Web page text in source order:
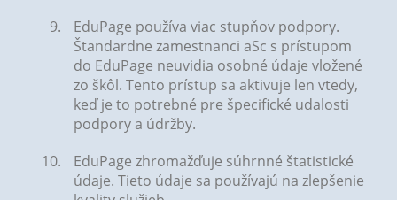
EduPage používa viac stupňov podpory.
Štandardne zamestnanci aSc s prístupom
do EduPage neuvidia osobné údaje vložené
zo škôl. Tento prístup sa aktivuje len vtedy,
keď je to potrebné pre špecifické udalosti
podpory a údržby.
EduPage zhromažďuje súhrnné štatistické
údaje. Tieto údaje sa používajú na zlepšenie